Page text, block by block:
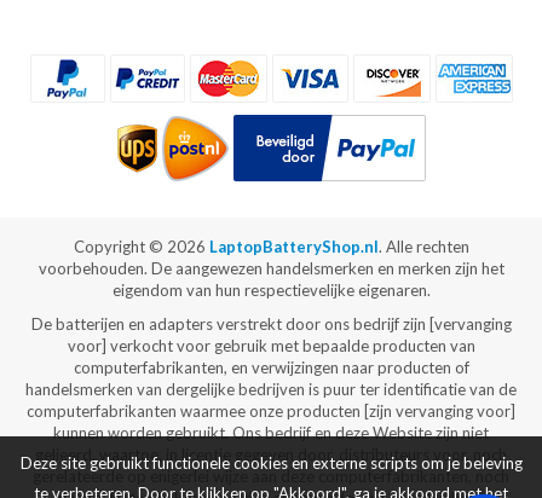
Copyright © 2026 LaptopBatteryShop.nl. Alle rechten
voorbehouden. De aangewezen handelsmerken en merken zijn het
eigendom van hun respectievelijke eigenaren.
De batterijen en adapters verstrekt door ons bedrijf zijn [vervanging
voor] verkocht voor gebruik met bepaalde producten van
computerfabrikanten, en verwijzingen naar producten of
handelsmerken van dergelijke bedrijven is puur ter identificatie van de
computerfabrikanten waarmee onze producten [zijn vervanging voor]
kunnen worden gebruikt. Ons bedrijf en deze Website zijn niet
gelieerd, waartoe, in licentie gegeven door, distributeurs voor, noch
gerelateerde op enigerlei wijze aan deze computerfabrikanten, noch
Deze site gebruikt functionele cookies en externe scripts om je beleving
te verbeteren. Door te klikken op "Akkoord", ga je akkoord met het